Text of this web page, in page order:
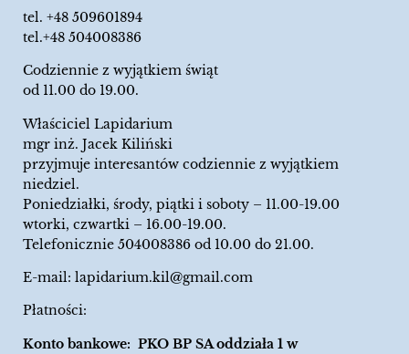
tel. +48 509601894
tel.+48 504008386
Codziennie z wyjątkiem świąt
od 11.00 do 19.00.
Właściciel Lapidarium
mgr inż. Jacek Kiliński
przyjmuje interesantów codziennie z wyjątkiem
niedziel.
Poniedziałki, środy, piątki i soboty – 11.00-19.00
wtorki, czwartki – 16.00-19.00.
Telefonicznie 504008386 od 10.00 do 21.00.
E-mail: lapidarium.kil@gmail.com
Płatności:
Konto bankowe: PKO BP SA oddziała 1 w